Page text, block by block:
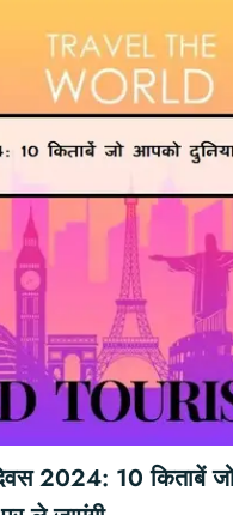
2024: 10 किताबें